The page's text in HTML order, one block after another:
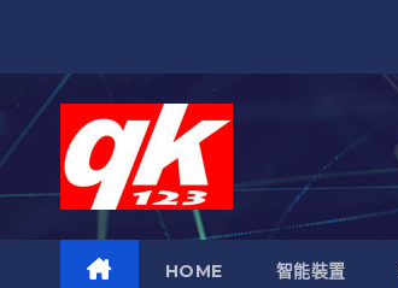
HOME 智能裝置